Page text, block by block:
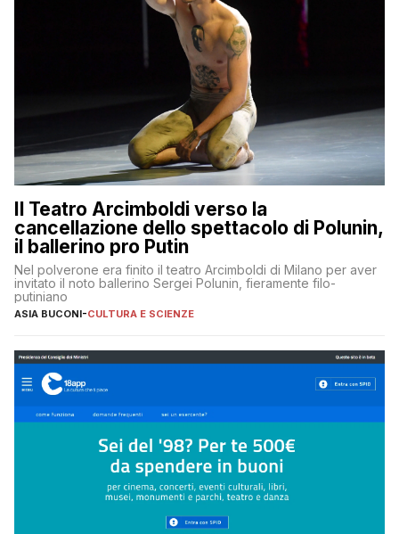
Il Teatro Arcimboldi verso la
cancellazione dello spettacolo di Polunin,
il ballerino pro Putin
Nel polverone era finito il teatro Arcimboldi di Milano per aver
invitato il noto ballerino Sergei Polunin, fieramente filo-
putiniano
ASIA BUCONI-CULTURA E SCIENZE